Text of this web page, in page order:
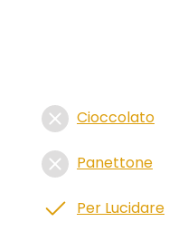
Cioccolato
Panettone
Per Lucidare